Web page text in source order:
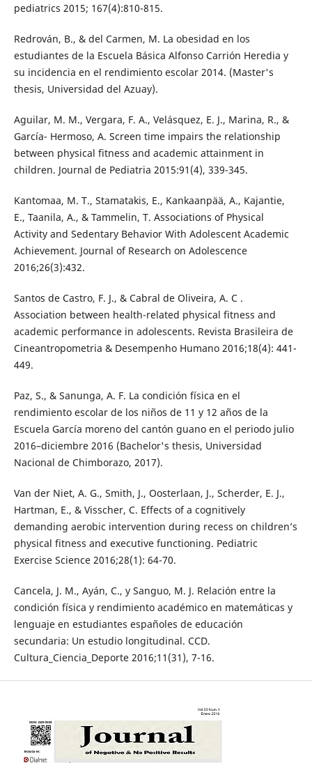
pediatrics 2015; 167(4):810-815.
Redrován, B., & del Carmen, M. La obesidad en los
estudiantes de la Escuela Básica Alfonso Carrión Heredia y
su incidencia en el rendimiento escolar 2014. (Master's
thesis, Universidad del Azuay).
Aguilar, M. M., Vergara, F. A., Velásquez, E. J., Marina, R., &
García- Hermoso, A. Screen time impairs the relationship
between physical fitness and academic attainment in
children. Journal de Pediatria 2015:91(4), 339-345.
Kantomaa, M. T., Stamatakis, E., Kankaanpää, A., Kajantie,
E., Taanila, A., & Tammelin, T. Associations of Physical
Activity and Sedentary Behavior With Adolescent Academic
Achievement. Journal of Research on Adolescence
2016;26(3):432.
Santos de Castro, F. J., & Cabral de Oliveira, A. C .
Association between health-related physical fitness and
academic performance in adolescents. Revista Brasileira de
Cineantropometria & Desempenho Humano 2016;18(4): 441-
449.
Paz, S., & Sanunga, A. F. La condición física en el
rendimiento escolar de los niños de 11 y 12 años de la
Escuela García moreno del cantón guano en el periodo julio
2016–diciembre 2016 (Bachelor's thesis, Universidad
Nacional de Chimborazo, 2017).
Van der Niet, A. G., Smith, J., Oosterlaan, J., Scherder, E. J.,
Hartman, E., & Visscher, C. Effects of a cognitively
demanding aerobic intervention during recess on children’s
physical fitness and executive functioning. Pediatric
Exercise Science 2016;28(1): 64-70.
Cancela, J. M., Ayán, C., y Sanguo, M. J. Relación entre la
condición física y rendimiento académico en matemáticas y
lenguaje en estudiantes españoles de educación
secundaria: Un estudio longitudinal. CCD.
Cultura_Ciencia_Deporte 2016;11(31), 7-16.